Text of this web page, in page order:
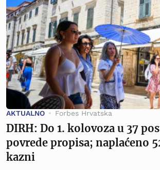
AKTUALNO Forbes Hrvatska
DIRH: Do 1. kolovoza u 37
povrede propisa; naplaćeno
kazni